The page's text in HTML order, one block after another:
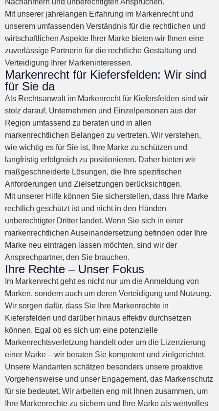
Nachahmern und unberechtigten Ansprüchen.
Mit unserer jahrelangen Erfahrung im Markenrecht und
unserem umfassenden Verständnis für die rechtlichen und
wirtschaftlichen Aspekte Ihrer Marke bieten wir Ihnen eine
zuverlässige Partnerin für die rechtliche Gestaltung und
Verteidigung Ihrer Markeninteressen.
Markenrecht für Kiefersfelden: Wir sind
für Sie da
Als Rechtsanwalt im Markenrecht für Kiefersfelden sind wir
stolz darauf, Unternehmen und Einzelpersonen aus der
Region umfassend zu beraten und in allen
markenrechtlichen Belangen zu vertreten. Wir verstehen,
wie wichtig es für Sie ist, Ihre Marke zu schützen und
langfristig erfolgreich zu positionieren. Daher bieten wir
maßgeschneiderte Lösungen, die Ihre spezifischen
Anforderungen und Zielsetzungen berücksichtigen.
Mit unserer Hilfe können Sie sicherstellen, dass Ihre Marke
rechtlich geschützt ist und nicht in den Händen
unberechtigter Dritter landet. Wenn Sie sich in einer
markenrechtlichen Auseinandersetzung befinden oder Ihre
Marke neu eintragen lassen möchten, sind wir der
Ansprechpartner, den Sie brauchen.
Ihre Rechte – Unser Fokus
Im Markenrecht geht es nicht nur um die Anmeldung von
Marken, sondern auch um deren Verteidigung und Nutzung.
Wir sorgen dafür, dass Sie Ihre Markenrechte in
Kiefersfelden und darüber hinaus effektiv durchsetzen
können. Egal ob es sich um eine potenzielle
Markenrechtsverletzung handelt oder um die Lizenzierung
einer Marke – wir beraten Sie kompetent und zielgerichtet.
Unsere Mandanten schätzen besonders unsere proaktive
Vorgehensweise und unser Engagement, das Markenschutz
für sie bedeutet. Wir arbeiten eng mit Ihnen zusammen, um
Ihre Markenrechte zu sichern und Ihre Marke als wertvolles